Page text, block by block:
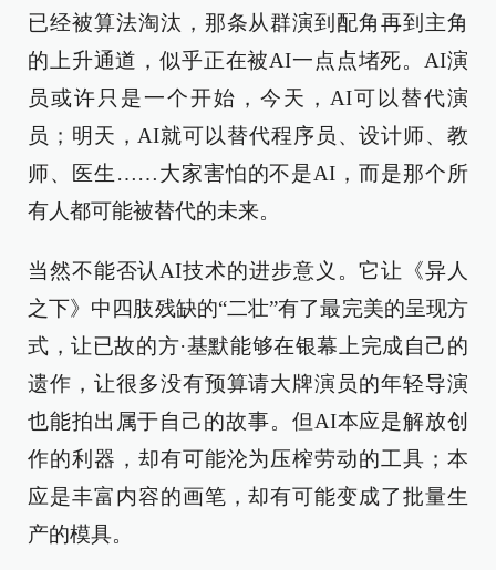
已经被算法淘汰，那条从群演到配角再到主角
的上升通道，似乎正在被AI一点点堵死。AI演
员或许只是一个开始，今天，AI可以替代演
员；明天，AI就可以替代程序员、设计师、教
师、医生……大家害怕的不是AI，而是那个所
有人都可能被替代的未来。
当然不能否认AI技术的进步意义。它让《异人
之下》中四肢残缺的“二壮”有了最完美的呈现方
式，让已故的方·基默能够在银幕上完成自己的
遗作，让很多没有预算请大牌演员的年轻导演
也能拍出属于自己的故事。但AI本应是解放创
作的利器，却有可能沦为压榨劳动的工具；本
应是丰富内容的画笔，却有可能变成了批量生
产的模具。